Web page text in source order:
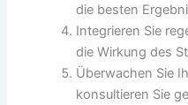
die besten
Integrieren Sie
die Wirkung des
Überwachen Sie
konsultieren Sie